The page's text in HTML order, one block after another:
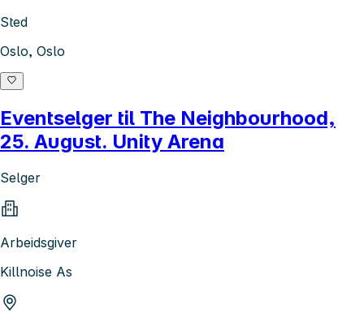
Sted
Oslo, Oslo
Eventselger til The Neighbourhood,
25. August. Unity Arena
Selger
Arbeidsgiver
Killnoise As